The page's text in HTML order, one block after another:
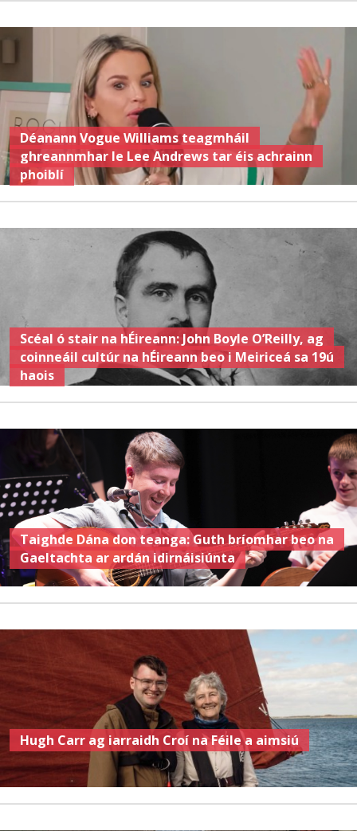
Déanann Vogue Williams teagmháil
ghreannmhar le Lee Andrews tar éis achrainn
phoiblí
Scéal ó stair na hÉireann: John Boyle O’Reilly, ag
coinneáil cultúr na hÉireann beo i Meiriceá sa 19ú
haois
Taighde Dána don teanga: Guth bríomhar beo na
Gaeltachta ar ardán idirnáisiúnta
Hugh Carr ag iarraidh Croí na Féile a aimsiú